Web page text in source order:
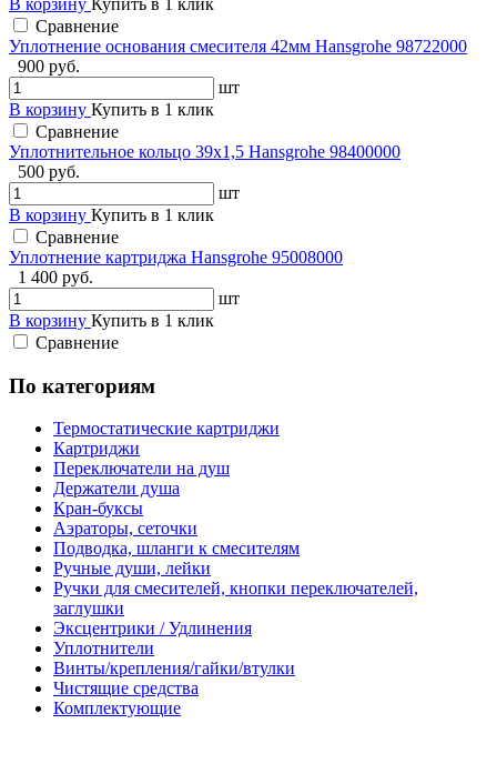
Сравнение
Уплотнение основания смесителя 42мм Hansgrohe 98722000
900 руб.
шт
В корзину Купить в 1 клик
Сравнение
Уплотнительное кольцо 39x1,5 Hansgrohe 98400000
500 руб.
шт
В корзину Купить в 1 клик
Сравнение
Уплотнение картриджа Hansgrohe 95008000
1 400 руб.
шт
В корзину Купить в 1 клик
Сравнение
По категориям
Термостатические картриджи
Картриджи
Переключатели на душ
Держатели душа
Кран-буксы
Аэраторы, сеточки
Подводка, шланги к смесителям
Ручные души, лейки
Ручки для смесителей, кнопки переключателей,
заглушки
Эксцентрики / Удлинения
Уплотнители
Винты/крепления/гайки/втулки
Чистящие средства
Комплектующие